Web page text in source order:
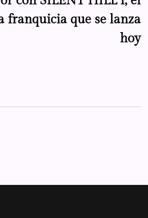
franquicia que se lanza
hoy